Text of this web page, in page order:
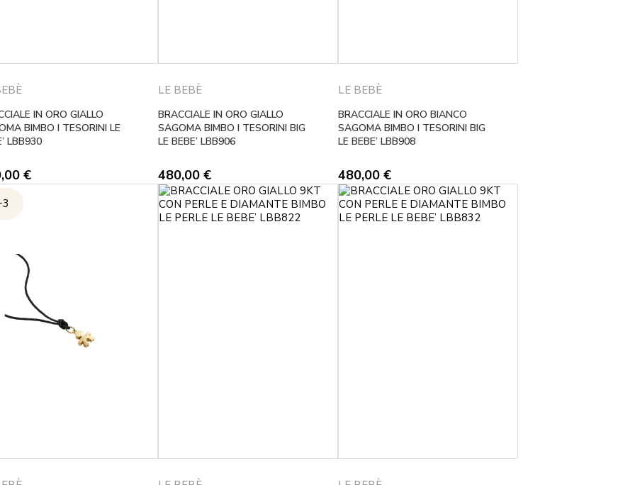
IN ORO GIALLO
BIMBO I TESORINI LE
LBB930
€
LE BEBÈ
BRACCIALE IN ORO GIALLO
SAGOMA BIMBO I TESORINI BIG
LE BEBE’ LBB906
480,00 €
LE BEBÈ
BRACCIALE IN ORO BIANCO
SAGOMA BIMBO I TESORINI BIG
LE BEBE’ LBB908
480,00 €